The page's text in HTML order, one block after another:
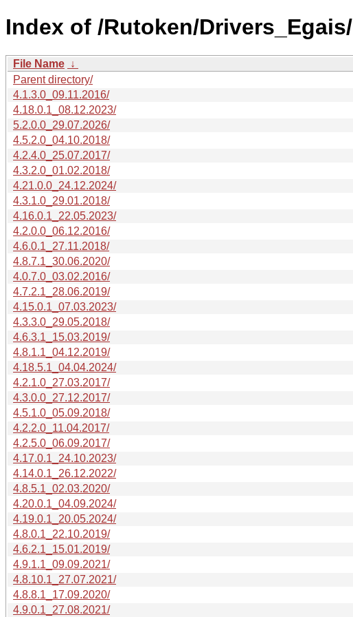
Index of /Rutoken/Drivers_Egais/
File Name ↓
Parent directory/
4.1.3.0_09.11.2016/
4.18.0.1_08.12.2023/
5.2.0.0_29.07.2026/
4.5.2.0_04.10.2018/
4.2.4.0_25.07.2017/
4.3.2.0_01.02.2018/
4.21.0.0_24.12.2024/
4.3.1.0_29.01.2018/
4.16.0.1_22.05.2023/
4.2.0.0_06.12.2016/
4.6.0.1_27.11.2018/
4.8.7.1_30.06.2020/
4.0.7.0_03.02.2016/
4.7.2.1_28.06.2019/
4.15.0.1_07.03.2023/
4.3.3.0_29.05.2018/
4.6.3.1_15.03.2019/
4.8.1.1_04.12.2019/
4.18.5.1_04.04.2024/
4.2.1.0_27.03.2017/
4.3.0.0_27.12.2017/
4.5.1.0_05.09.2018/
4.2.2.0_11.04.2017/
4.2.5.0_06.09.2017/
4.17.0.1_24.10.2023/
4.14.0.1_26.12.2022/
4.8.5.1_02.03.2020/
4.20.0.1_04.09.2024/
4.19.0.1_20.05.2024/
4.8.0.1_22.10.2019/
4.6.2.1_15.01.2019/
4.9.1.1_09.09.2021/
4.8.10.1_27.07.2021/
4.8.8.1_17.09.2020/
4.9.0.1_27.08.2021/